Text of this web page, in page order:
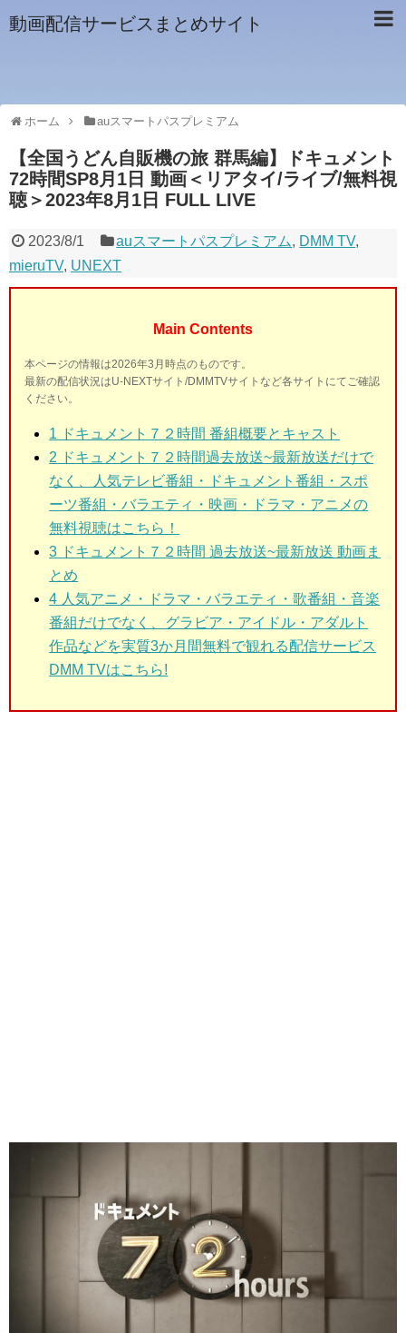
動画配信サービスまとめサイト
ホーム auスマートパスプレミアム
【全国うどん自販機の旅 群馬編】ドキュメント
72時間SP8月1日 動画＜リアタイ/ライブ/無料視
聴＞2023年8月1日 FULL LIVE
2023/8/1 auスマートパスプレミアム, DMM TV,
mieruTV, UNEXT
Main Contents
本ページの情報は2026年3月時点のものです。
最新の配信状況はU-NEXTサイト/DMMTVサイトなど各サイトにてご確認
ください。
1 ドキュメント７２時間 番組概要とキャスト
2 ドキュメント７２時間過去放送~最新放送だけで
なく、人気テレビ番組・ドキュメント番組・スポ
ーツ番組・バラエティ・映画・ドラマ・アニメの
無料視聴はこちら！
3 ドキュメント７２時間 過去放送~最新放送 動画ま
とめ
4 人気アニメ・ドラマ・バラエティ・歌番組・音楽
番組だけでなく、グラビア・アイドル・アダルト
作品などを実質3か月間無料で観れる配信サービス
DMM TVはこちら!